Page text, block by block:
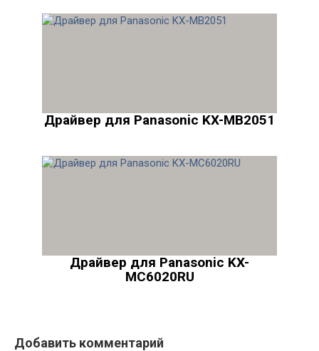
Драйвер для Panasonic KX-MB2051
Драйвер для Panasonic KX-
MC6020RU
Добавить комментарий